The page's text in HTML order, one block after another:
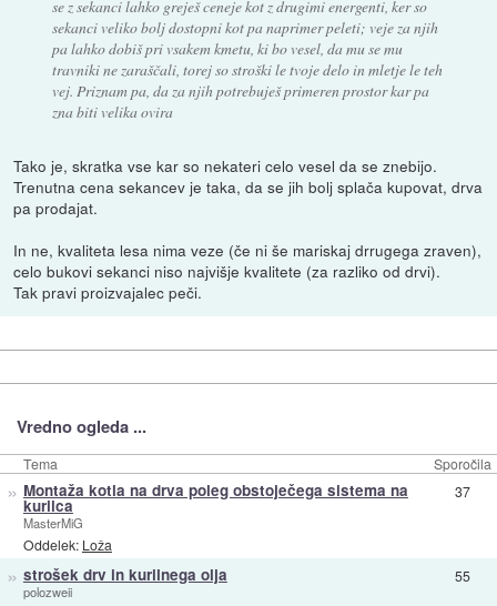
se z sekanci lahko greješ ceneje kot z drugimi energenti, ker so
sekanci veliko bolj dostopni kot pa naprimer peleti; veje za njih
pa lahko dobiš pri vsakem kmetu, ki bo vesel, da mu se mu
travniki ne zaraščali, torej so stroški le tvoje delo in mletje le teh
vej. Priznam pa, da za njih potrebuješ primeren prostor kar pa
zna biti velika ovira
Tako je, skratka vse kar so nekateri celo vesel da se znebijo.
Trenutna cena sekancev je taka, da se jih bolj splača kupovat, drva
pa prodajat.
In ne, kvaliteta lesa nima veze (če ni še mariskaj drrugega zraven),
celo bukovi sekanci niso najvišje kvalitete (za razliko od drvi).
Tak pravi proizvajalec peči.
Vredno ogleda ...
Tema Sporočila
» Montaža kotla na drva poleg obstoječega sistema na
kurilca
MasterMiG
Oddelek: Loža
37
» strošek drv in kurilnega olja
polozweii
55